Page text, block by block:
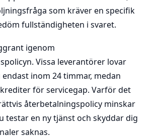
som kräver en specifik
fullständigheten i svaret.
igenom
Vissa leverantörer lovar
inom 24 timmar, medan
för servicegap. Varför det
återbetalningspolicy minskar
testar en ny tjänst och skyddar dig
saknas.